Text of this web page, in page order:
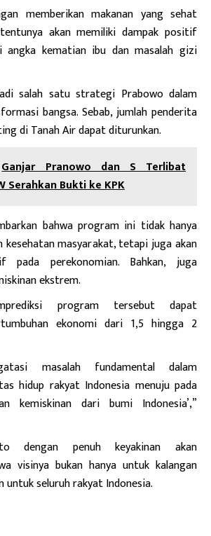
memberikan makanan yang sehat
akan memiliki dampak positif
angka kematian ibu dan masalah gizi
salah satu strategi Prabowo dalam
bangsa. Sebab, jumlah penderita
di Tanah Air dapat diturunkan.
Ganjar Pranowo dan S Terlibat
Serahkan Bukti ke KPK
bahwa program ini tidak hanya
kesehatan masyarakat, tetapi juga akan
pada perekonomian. Bahkan, juga
ekstrem.
program tersebut dapat
ekonomi dari 1,5 hingga 2
masalah fundamental dalam
hidup rakyat Indonesia menuju pada
kemiskinan dari bumi Indonesia’,”
dengan penuh keyakinan akan
visinya bukan hanya untuk kalangan
seluruh rakyat Indonesia.